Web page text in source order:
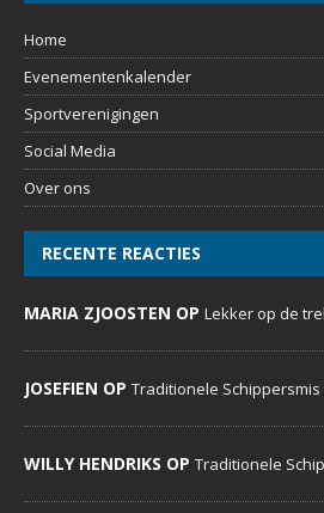
Home
Evenementenkalender
Sportverenigingen
Social Media
Over ons
RECENTE REACTIES
MARIA ZJOOSTEN OP Lekker op de
JOSEFIEN OP Traditionele
WILLY HENDRIKS OP Traditionele